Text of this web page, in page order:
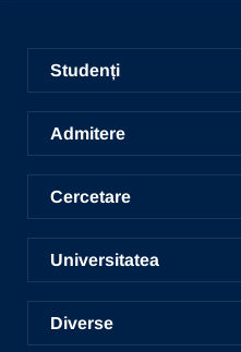
straina-pentru-selectia-
Copiază link
Studenți
Facultăți
Ghid de studii
Centrul de Consiliere și
Radio UNSR Bacău
Academic TV
Admitere
Conversie, specializare
Admitere
Școala de studii doctorale
Învățământ la distanță
Cercetare
Cercetare în UBc
Acces portal bază de
ICDICTT
Universitatea
Prezentarea Universității
Alegeri
Diverse